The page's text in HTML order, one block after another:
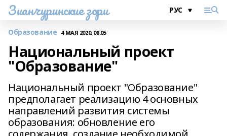
Зианчуринские зори
Образование 4 МАЯ 2020, 08:05
Национальный проект
"Образование"
Национальный проект "Образование"
предполагает реализацию 4 основных
направлений развития системы
образования: обновление его